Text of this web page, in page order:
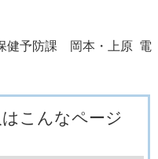
健予防課 岡本・上原 電
こんなページ